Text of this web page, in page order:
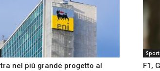
nel più grande progetto al
Sport
F1,